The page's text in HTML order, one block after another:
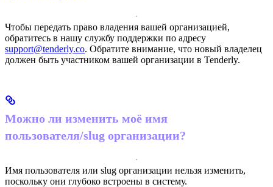
Чтобы передать право владения вашей организацией,
обратитесь в нашу службу поддержки по адресу
support@tenderly.co. Обратите внимание, что новый владелец
должен быть участником вашей организации в Tenderly.
Можно ли изменить моё имя
пользователя/slug организации?
Имя пользователя или slug организации нельзя изменить,
поскольку они глубоко встроены в систему.